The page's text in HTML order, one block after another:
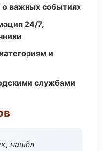
важных событиях
24/7,
и
службами
нашёл